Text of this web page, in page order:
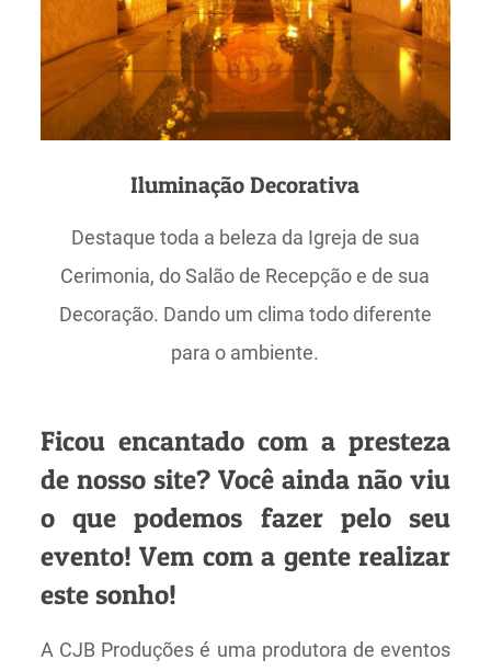
Iluminação Decorativa
Destaque toda a beleza da Igreja de sua
Cerimonia, do Salão de Recepção e de sua
Decoração. Dando um clima todo diferente
para o ambiente.
Ficou encantado com a presteza
de nosso site? Você ainda não viu
o que podemos fazer pelo seu
evento! Vem com a gente realizar
este sonho!
A CJB Produções é uma produtora de eventos